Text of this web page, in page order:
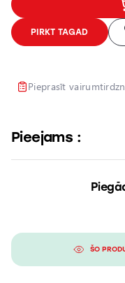
PIRKT TAGAD
Pieprasīt
Pieejams :
ŠO
Lukturu
pulēšana
Papildu
uzstādīšana